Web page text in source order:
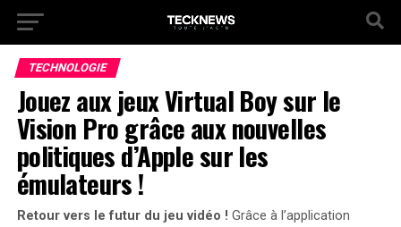
TECHNOLOGIE
Jouez aux jeux Virtual Boy sur le
Vision Pro grâce aux nouvelles
politiques d’Apple sur les
émulateurs !
Retour vers le futur du jeu vidéo ! Grâce à l’application